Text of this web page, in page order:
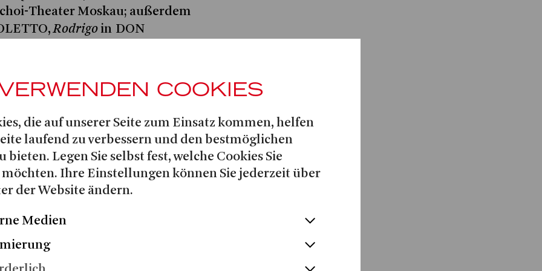
Theater Moskau; außerdem
Rodrigo in DON
di Luna in IL TROVATORE am
Wiesbaden.
verschiedener
darunter des
Gesangswettbewerbs in
des Internationalen Elena
für junge Opernsänger in
Internationalen
Neue Stimmen« (Gütersloh,
Stanisław-Moniuszko-
2016).
COOKIES
die auf unserer Seite zum Einsatz kommen, helfen
laufend zu verbessern und den bestmöglichen
bieten. Legen Sie selbst fest, welche Cookies Sie
möchten. Ihre Einstellungen können Sie jederzeit über
der Website ändern.
Medien